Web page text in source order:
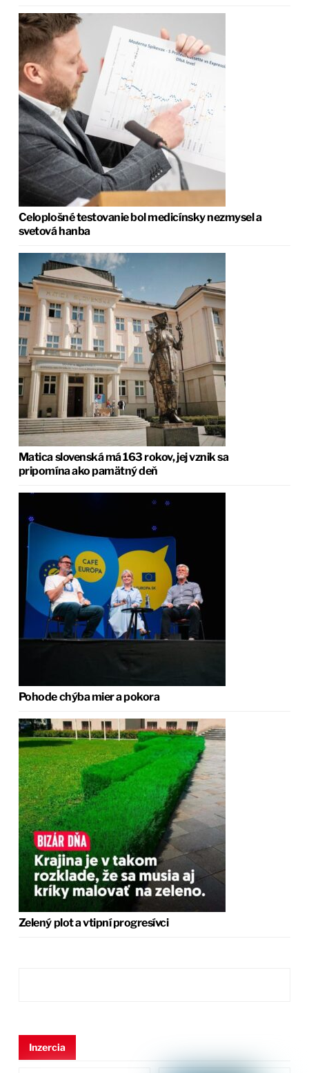
Celoplošné testovanie bol medicínsky nezmysel a
svetová hanba
Matica slovenská má 163 rokov, jej vznik sa
pripomína ako pamätný deň
Pohode chýba mier a pokora
Zelený plot a vtipní progresívci
Inzercia